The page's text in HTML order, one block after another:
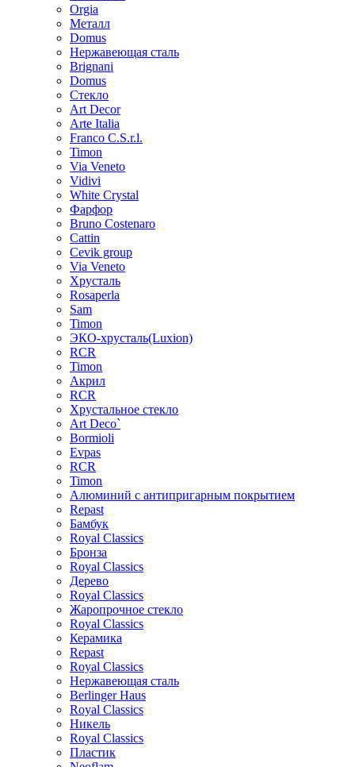
Orgia
Металл
Domus
Нержавеющая сталь
Brignani
Domus
Стекло
Art Decor
Arte Italia
Franco C.S.r.l.
Timon
Via Veneto
Vidivi
White Crystal
Фарфор
Bruno Costenaro
Cattin
Cevik group
Via Veneto
Хрусталь
Rosaperla
Sam
Timon
ЭКО-хрусталь(Luxion)
RCR
Timon
Акрил
RCR
Хрустальное стекло
Art Deco`
Bormioli
Evpas
RCR
Timon
Алюминий с антипригарным покрытием
Repast
Бамбук
Royal Classics
Бронза
Royal Classics
Дерево
Royal Classics
Жаропрочное стекло
Royal Classics
Керамика
Repast
Royal Classics
Нержавеющая сталь
Berlinger Haus
Royal Classics
Никель
Royal Classics
Пластик